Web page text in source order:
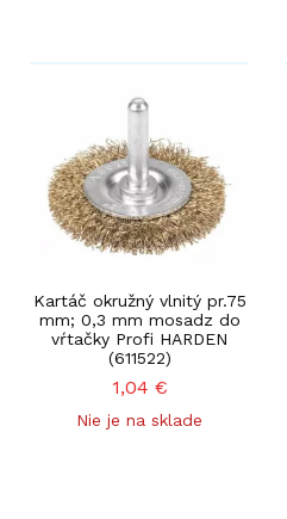
Kartáč okružný vlnitý pr.75
mm; 0,3 mm mosadz do
vŕtačky Profi HARDEN
(611522)
1,04 €
Nie je na sklade